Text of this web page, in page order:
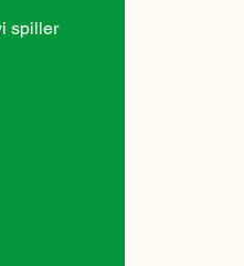
spiller